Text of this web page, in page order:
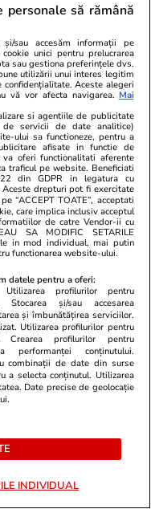
08:19
mare care
într-un sertar de
07:25
Ilfov și
2026. Lista
02 aug.
primesc
de prieteni,
sunt la fel
și motorină, luni,
Cluj-Napoca,
personale să rămână
și/sau accesăm informații pe
unici pentru prelucrarea
sau gestiona preferințele dvs.
utilizării unui interes legitim
Aceste alegeri
vă vor afecta navigarea. Mai
si agentiile de publicitate
servicii de date analitice)
ului sa functioneze, pentru a
afisate in functie de
oferi functionalitati aferente
traficul pe website. Beneficiati
din GDPR in legatura cu
Aceste drepturi pot fi exercitate
“ACCEPT TOATE”, acceptati
care implica inclusiv acceptul
de catre Vendor-ii cu
SA MODIFIC SETARILE
in mod individual, mai putin
functionarea website-ului.
datele pentru a oferi:
Utilizarea profilurilor pentru
Stocarea și/sau accesarea
și îmbunătățirea serviciilor.
Utilizarea profilurilor pentru
Crearea profilurilor pentru
performanței conținutului.
combinații de date din surse
a selecta conținutul. Utilizarea
Date precise de geolocație
INDIVIDUAL